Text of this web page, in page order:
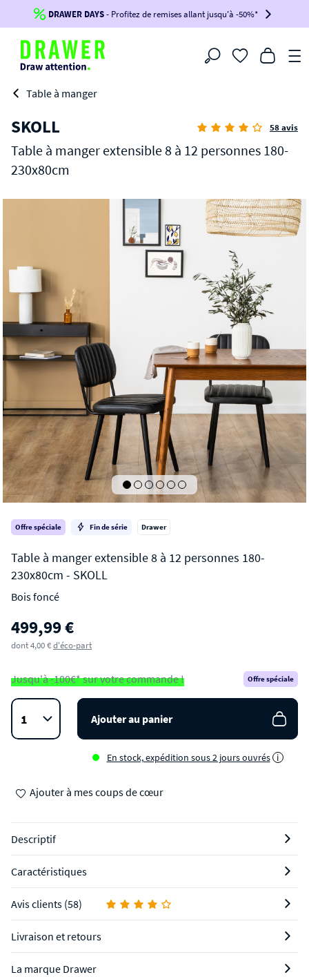
Jusqu'à-100€*sur votre commande !
BIKINI100
-voir conditions en bas de page-
DRAWER DAYS- Profitez de remises allant jusqu'à -50%*
Filtrer
Table à manger
SKOLL
Table à manger extensible 8 à 12 personnes 180-
230x80cm
58 avis
Offre spéciale Fin de série Drawer
SKOLL
Table à manger extensible 8 à 12 personnes 180-
230x80cm
Bois foncé
499,99 €
dont 4,00 €d'éco-part
Jusqu'à -100€* sur votre commande ! Offre spéciale
Ajouter au panier
En stock, expédition sous 2 jours ouvrés i
Ajouter à mes coups de cœur
Descriptif
Caractéristiques
Avis clients (58)
Livraison et retours
La marque Drawer